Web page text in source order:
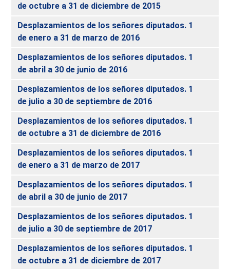
de octubre a 31 de diciembre de 2015
Desplazamientos de los señores diputados. 1
de enero a 31 de marzo de 2016
Desplazamientos de los señores diputados. 1
de abril a 30 de junio de 2016
Desplazamientos de los señores diputados. 1
de julio a 30 de septiembre de 2016
Desplazamientos de los señores diputados. 1
de octubre a 31 de diciembre de 2016
Desplazamientos de los señores diputados. 1
de enero a 31 de marzo de 2017
Desplazamientos de los señores diputados. 1
de abril a 30 de junio de 2017
Desplazamientos de los señores diputados. 1
de julio a 30 de septiembre de 2017
Desplazamientos de los señores diputados. 1
de octubre a 31 de diciembre de 2017